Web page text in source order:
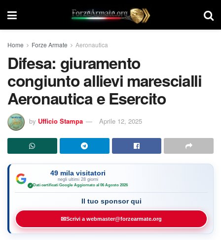
Home Forze Armate Aeronautica
Difesa: giuramento
congiunto allievi marescialli
Aeronautica e Esercito
by Ufficio Stampa Aprile 12, 2025
49 mila visitatori
negli ultimi 28 giorni
✓ Dati certificati Google·Aggiornato al 06 Agosto 2026
Il tuo sponsor qui
✉Scrivi a webmaster@forzearmate.org